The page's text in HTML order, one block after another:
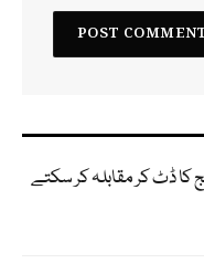
کا ڈٹ کر مقابلہ کر سکتے